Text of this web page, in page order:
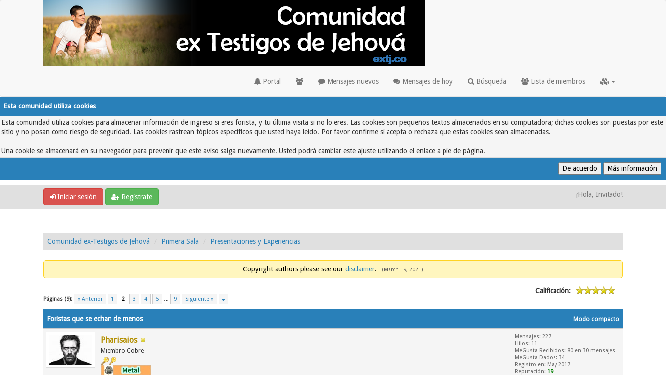
Portal Mensajes nuevos Mensajes de hoy Búsqueda Lista de miembros
Esta comunidad utiliza cookies
Esta comunidad utiliza cookies para almacenar información de ingreso si eres forista, y tu última visita si no lo eres. Las cookies son pequeños textos almacenados en su computadora; dichas cookies son puestas por este
sitio y no posan como riesgo de seguridad. Las cookies rastrean tópicos específicos que usted haya leído. Por favor confirme si acepta o rechaza que estas cookies sean almacenadas.
Una cookie se almacenará en su navegador para prevenir que este aviso salga nuevamente. Usted podrá cambiar este ajuste utilizando el enlace a pie de página.
Iniciar sesión Regístrate ¡Hola, Invitado!
Comunidad ex-Testigos de Jehová Primera Sala Presentaciones y Experiencias
Copyright authors please see our disclaimer. (March 19, 2021)
Páginas (9): « Anterior 1 2 3 4 5 … 9 Siguiente »
Calificación:
Modo compacto
Foristas que se echan de menos
Pharisaios
Miembro Cobre
Mensajes: 227
Hilos: 11
MeGusta Recibidos: 80 en 30 mensajes
MeGusta Dados: 34
Registro en: May 2017
Reputación: 19